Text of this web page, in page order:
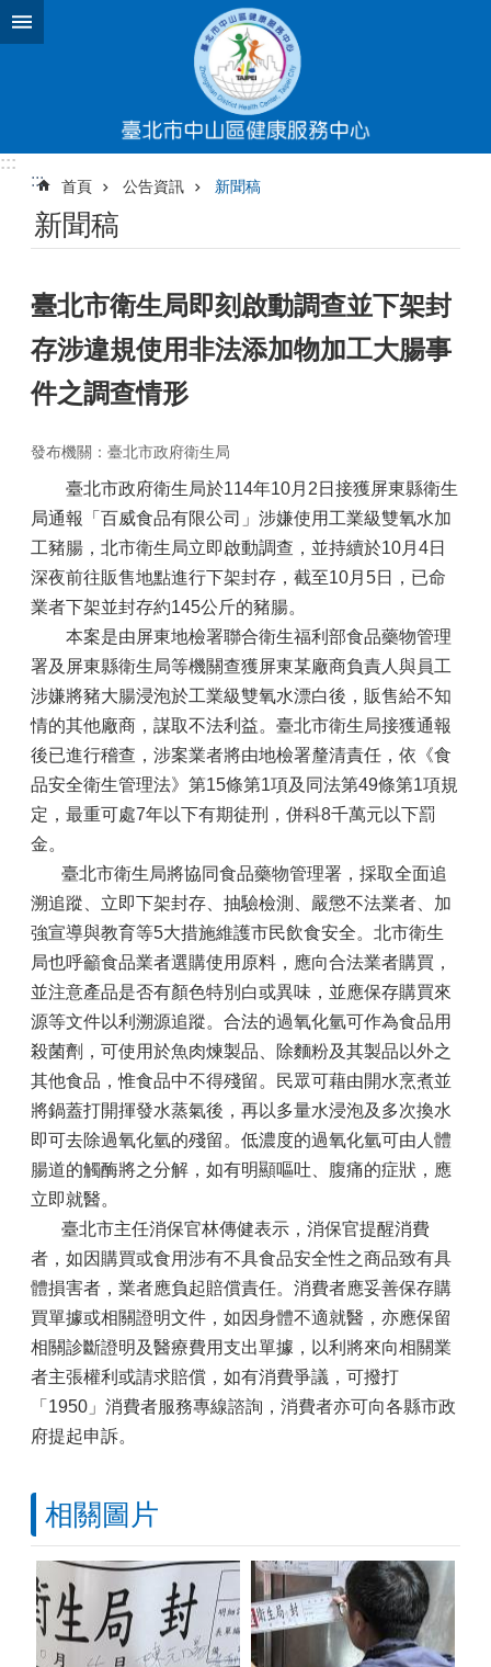
跳到主要內容區塊
:::
::: 首頁 公告資訊 新聞稿
新聞稿
臺北市衛生局即刻啟動調查並下架封
存涉違規使用非法添加物加工大腸事
件之調查情形
發布機關：臺北市政府衛生局
臺北市政府衛生局於114年10月2日接獲屏東縣衛生
局通報「百威食品有限公司」涉嫌使用工業級雙氧水加
工豬腸，北市衛生局立即啟動調查，並持續於10月4日
深夜前往販售地點進行下架封存，截至10月5日，已命
業者下架並封存約145公斤的豬腸。
本案是由屏東地檢署聯合衛生福利部食品藥物管理
署及屏東縣衛生局等機關查獲屏東某廠商負責人與員工
涉嫌將豬大腸浸泡於工業級雙氧水漂白後，販售給不知
情的其他廠商，謀取不法利益。臺北市衛生局接獲通報
後已進行稽查，涉案業者將由地檢署釐清責任，依《食
品安全衛生管理法》第15條第1項及同法第49條第1項規
定，最重可處7年以下有期徒刑，併科8千萬元以下罰
金。
臺北市衛生局將協同食品藥物管理署，採取全面追
溯追蹤、立即下架封存、抽驗檢測、嚴懲不法業者、加
強宣導與教育等5大措施維護市民飲食安全。北市衛生
局也呼籲食品業者選購使用原料，應向合法業者購買，
並注意產品是否有顏色特別白或異味，並應保存購買來
源等文件以利溯源追蹤。合法的過氧化氫可作為食品用
殺菌劑，可使用於魚肉煉製品、除麵粉及其製品以外之
其他食品，惟食品中不得殘留。民眾可藉由開水烹煮並
將鍋蓋打開揮發水蒸氣後，再以多量水浸泡及多次換水
即可去除過氧化氫的殘留。低濃度的過氧化氫可由人體
腸道的觸酶將之分解，如有明顯嘔吐、腹痛的症狀，應
立即就醫。
臺北市主任消保官林傳健表示，消保官提醒消費
者，如因購買或食用涉有不具食品安全性之商品致有具
體損害者，業者應負起賠償責任。消費者應妥善保存購
買單據或相關證明文件，如因身體不適就醫，亦應保留
相關診斷證明及醫療費用支出單據，以利將來向相關業
者主張權利或請求賠償，如有消費爭議，可撥打
「1950」消費者服務專線諮詢，消費者亦可向各縣市政
府提起申訴。
相關圖片